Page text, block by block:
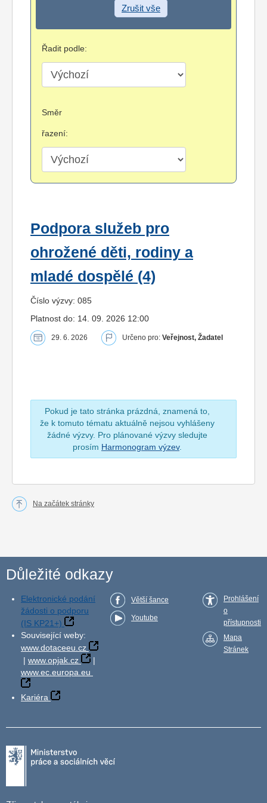
Zrušit vše
Řadit podle:
Směr
řazení:
Podpora služeb pro
ohrožené děti, rodiny a
mladé dospělé (4)
Číslo výzvy: 085
Platnost do: 14. 09. 2026 12:00
29. 6. 2026 Určeno pro: Veřejnost, Žadatel
Pokud je tato stránka prázdná, znamená to,
že k tomuto tématu aktuálně nejsou vyhlášeny
žádné výzvy. Pro plánované výzvy sledujte
prosím Harmonogram výzev.
Na začátek stránky
Důležité odkazy
Elektronické podání
žádosti o podporu
(IS KP21+)
Související weby:
www.dotaceeu.cz
| www.opjak.cz
|
www.ec.europa.eu
Kariéra
Větší šance
Youtube
Prohlášení
o
přístupnosti
Mapa
Stránek